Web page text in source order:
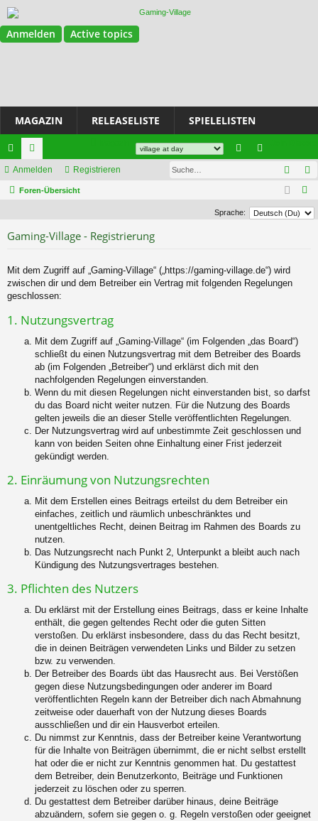
Anmelden Active topics
MAGAZIN RELEASELISTE SPIELELISTEN
ch
ne
ug
or
en
el rie
Anmelden Registrieren
Foren-Übersicht
u
c
Sprache:
Gaming-Village - Registrierung
Mit dem Zugriff auf „Gaming-Village“ („https://gaming-village.de“) wird
zwischen dir und dem Betreiber ein Vertrag mit folgenden Regelungen
geschlossen:
1. Nutzungsvertrag
Mit dem Zugriff auf „Gaming-Village“ (im Folgenden „das Board“)
schließt du einen Nutzungsvertrag mit dem Betreiber des Boards
ab (im Folgenden „Betreiber“) und erklärst dich mit den
nachfolgenden Regelungen einverstanden.
Wenn du mit diesen Regelungen nicht einverstanden bist, so darfst
du das Board nicht weiter nutzen. Für die Nutzung des Boards
gelten jeweils die an dieser Stelle veröffentlichten Regelungen.
Der Nutzungsvertrag wird auf unbestimmte Zeit geschlossen und
kann von beiden Seiten ohne Einhaltung einer Frist jederzeit
gekündigt werden.
2. Einräumung von Nutzungsrechten
Mit dem Erstellen eines Beitrags erteilst du dem Betreiber ein
einfaches, zeitlich und räumlich unbeschränktes und
unentgeltliches Recht, deinen Beitrag im Rahmen des Boards zu
nutzen.
Das Nutzungsrecht nach Punkt 2, Unterpunkt a bleibt auch nach
Kündigung des Nutzungsvertrages bestehen.
3. Pflichten des Nutzers
Du erklärst mit der Erstellung eines Beitrags, dass er keine Inhalte
enthält, die gegen geltendes Recht oder die guten Sitten
verstoßen. Du erklärst insbesondere, dass du das Recht besitzt,
die in deinen Beiträgen verwendeten Links und Bilder zu setzen
bzw. zu verwenden.
Der Betreiber des Boards übt das Hausrecht aus. Bei Verstößen
gegen diese Nutzungsbedingungen oder anderer im Board
veröffentlichten Regeln kann der Betreiber dich nach Abmahnung
zeitweise oder dauerhaft von der Nutzung dieses Boards
ausschließen und dir ein Hausverbot erteilen.
Du nimmst zur Kenntnis, dass der Betreiber keine Verantwortung
für die Inhalte von Beiträgen übernimmt, die er nicht selbst erstellt
hat oder die er nicht zur Kenntnis genommen hat. Du gestattest
dem Betreiber, dein Benutzerkonto, Beiträge und Funktionen
jederzeit zu löschen oder zu sperren.
Du gestattest dem Betreiber darüber hinaus, deine Beiträge
abzuändern, sofern sie gegen o. g. Regeln verstoßen oder geeignet